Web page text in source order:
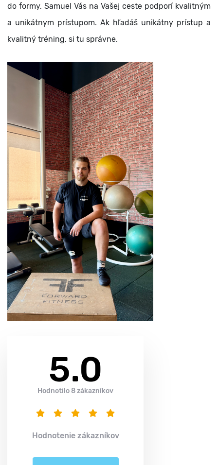
do formy, Samuel Vás na Vašej ceste podporí kvalitným
a unikátnym prístupom. Ak hľadáš unikátny prístup a
kvalitný tréning, si tu správne.
5.0
Hodnotilo 8 zákazníkov
Hodnotenie zákazníkov